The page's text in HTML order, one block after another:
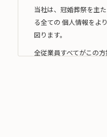
当社は、冠婚葬祭を主
る全ての 個人情報をよ
図ります。
全従業員すべてがこの
1.事業の内容及び規
な範囲 内において利用
なお、当社の事業内容